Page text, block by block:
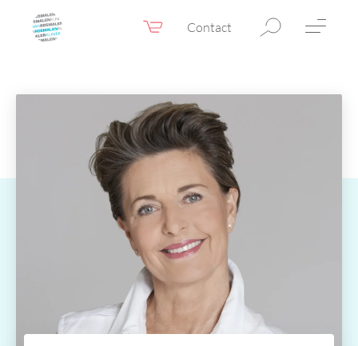
Contact
Webshop NL
Fillers & Botox
Huidtherapie
Ooglidcorrectie
Chirurgie
Confidence Booster®
Voor & na foto’s
Tarieven
Blogs